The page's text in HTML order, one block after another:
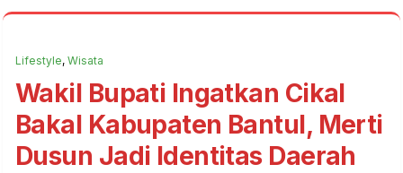
Lifestyle, Wisata
Wakil Bupati Ingatkan Cikal
Bakal Kabupaten Bantul, Merti
Dusun Jadi Identitas Daerah